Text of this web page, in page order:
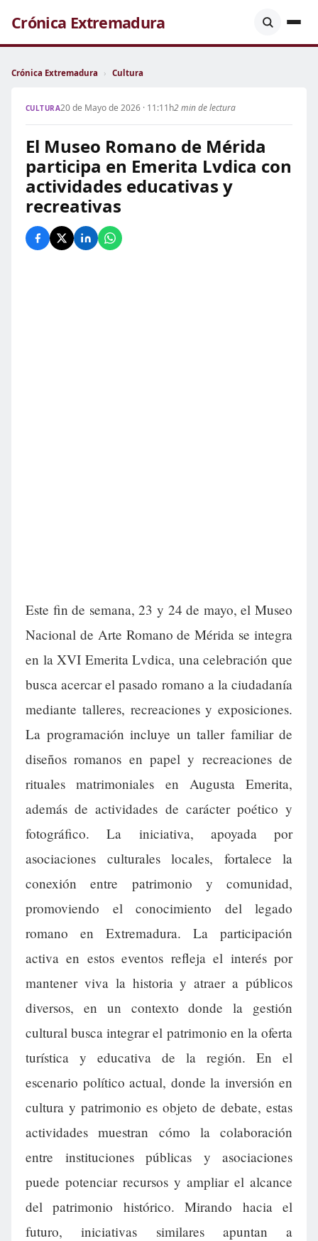
Crónica Extremadura
Crónica Extremadura › Cultura
CULTURA20 de Mayo de 2026 · 11:11h2 min de lectura
El Museo Romano de Mérida
participa en Emerita Lvdica con
actividades educativas y
recreativas
Este fin de semana, 23 y 24 de mayo, el Museo
Nacional de Arte Romano de Mérida se integra
en la XVI Emerita Lvdica, una celebración que
busca acercar el pasado romano a la ciudadanía
mediante talleres, recreaciones y exposiciones.
La programación incluye un taller familiar de
diseños romanos en papel y recreaciones de
rituales matrimoniales en Augusta Emerita,
además de actividades de carácter poético y
fotográfico. La iniciativa, apoyada por
asociaciones culturales locales, fortalece la
conexión entre patrimonio y comunidad,
promoviendo el conocimiento del legado
romano en Extremadura. La participación
activa en estos eventos refleja el interés por
mantener viva la historia y atraer a públicos
diversos, en un contexto donde la gestión
cultural busca integrar el patrimonio en la oferta
turística y educativa de la región. En el
escenario político actual, donde la inversión en
cultura y patrimonio es objeto de debate, estas
actividades muestran cómo la colaboración
entre instituciones públicas y asociaciones
puede potenciar recursos y ampliar el alcance
del patrimonio histórico. Mirando hacia el
futuro, iniciativas similares apuntan a